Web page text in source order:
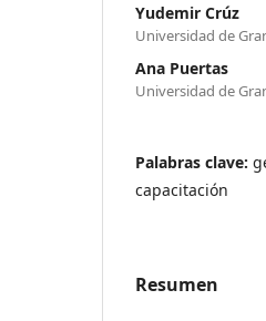
Yudemir Crúz
Universidad de
Ana Puertas
Universidad de
Palabras clave:
capacitación
Resumen